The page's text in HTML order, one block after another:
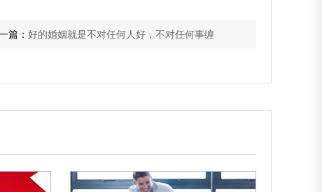
篇： 好的婚姻就是不对任何人好，不对任何事缠